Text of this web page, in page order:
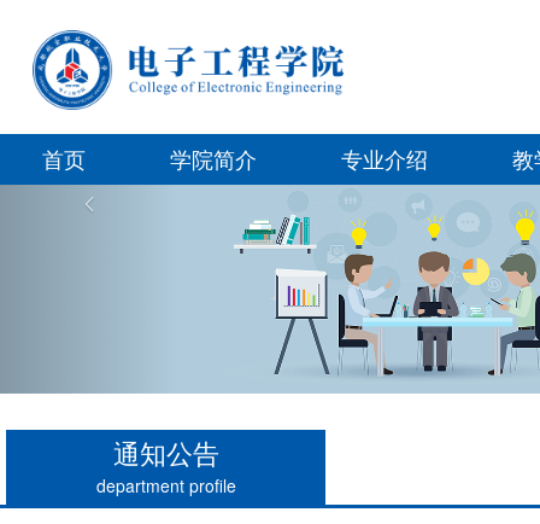
首页 学院简介 专业介绍 教
通知公告
department profile